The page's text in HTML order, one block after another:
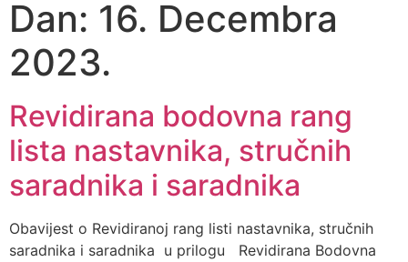
Dan: 16. Decembra
2023.
Revidirana bodovna rang
lista nastavnika, stručnih
saradnika i saradnika
Obavijest o Revidiranoj rang listi nastavnika, stručnih
saradnika i saradnika u prilogu Revidirana Bodovna